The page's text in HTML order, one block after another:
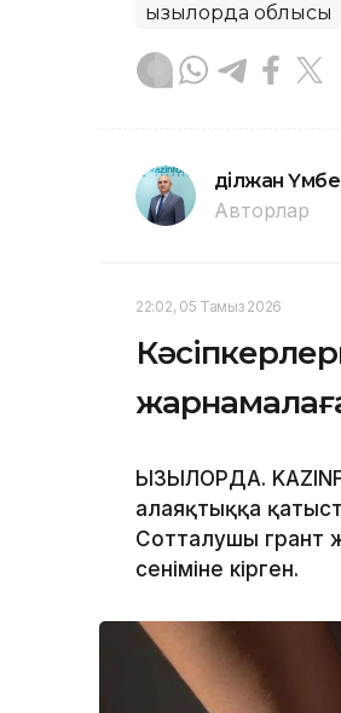
Қызылорда облысы
Әділжан
Авторлар
22:02, 05 Тамыз 2026
ҚЫЗЫЛОРДА.
алаяқтыққа
Сотталушы грант
сеніміне кірген.